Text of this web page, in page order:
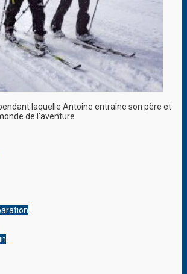
laquelle Antoine entraîne son père et
de l’aventure.